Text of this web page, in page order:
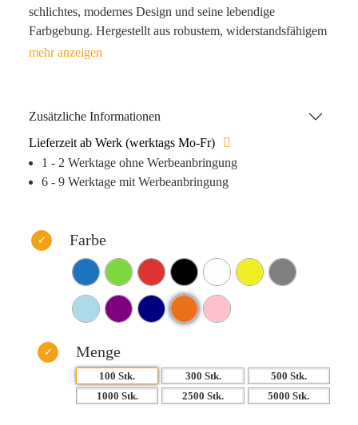
schlichtes, modernes Design und seine lebendige
Farbgebung. Hergestellt aus robustem, widerstandsfähigem
Kunststoff, ist er mit einem soliden Druckmechanismus,
abzustimmen. Ob im Büro oder bei Werbeaktionen – der
„Pfingsten“ Kugelschreiber ist immer ein zuverlässiger
Begleiter.
Zusätzliche Informationen
Lieferzeit ab Werk (werktags Mo-Fr)
1 - 2 Werktage ohne Werbeanbringung
6 - 9 Werktage mit Werbeanbringung
Farbe
Menge
100 Stk. 300 Stk.
500 Stk.
1000 Stk.
2500 Stk. 5000 Stk.